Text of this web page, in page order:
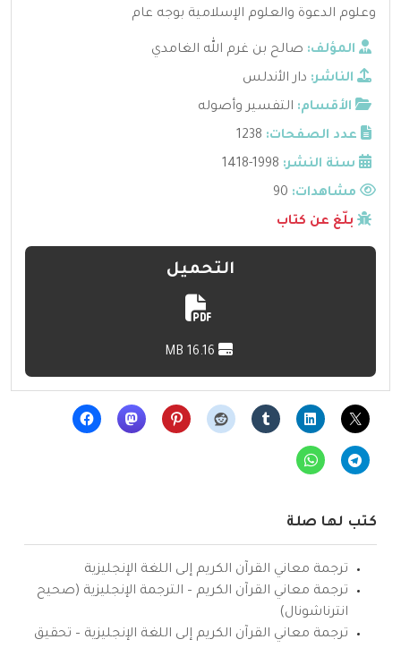
وعلوم الدعوة والعلوم الإسلامية بوجه عام
المؤلف: صالح بن غرم الله الغامدي
الناشر: دار الأندلس
الأقسام: التفسير وأصوله
عدد الصفحات: 1238
سنة النشر: 1998-1418
مشاهدات:
بلّغ عن كتاب
التحميل
كتب لها صلة
ترجمة معاني القرآن الكريم إلى اللغة الإنجليزية
ترجمة معاني القرآن الكريم – الترجمة الإنجليزية (صحيح
انترناشونال)
ترجمة معاني القرآن الكريم إلى اللغة الإنجليزية – تحقيق